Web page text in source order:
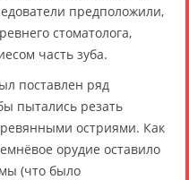
предположили,
стоматолога,
часть зуба.
поставлен ряд
пытались резать
остриями. Как
орудие оставило
(что было